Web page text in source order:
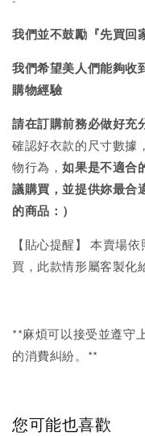
我們並不鼓勵『先買回
我們希望美人們能夠收
購物經驗
請在訂購前務必做好充
確認好衣款的尺寸數據
物行為，如果是不適合
議購買，並提供妳最合
的商品：）
【貼心提醒】 本賣場
買，此款情形屬客製化
**麻煩可以接受並遵守
的消費糾紛。**
您可能也喜歡